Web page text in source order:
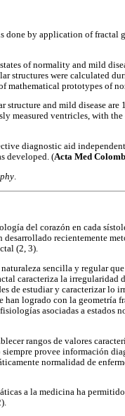
done by application of fractal
of normality and mild
structures were calculated
mathematical prototypes of
and mild disease are
measured ventricles, with
diagnostic aid
developed. (Acta Med
del corazón en cada
recientemente
(2, 3).
sencilla y regular
caracteriza la irregularidad
de estudiar y caracterizar lo
han logrado con la geometría
asociadas a estados
rangos de valores
provee información
normalidad de
a la medicina ha